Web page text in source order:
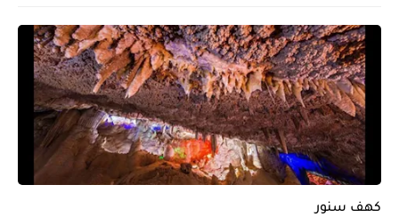
كهف سنور